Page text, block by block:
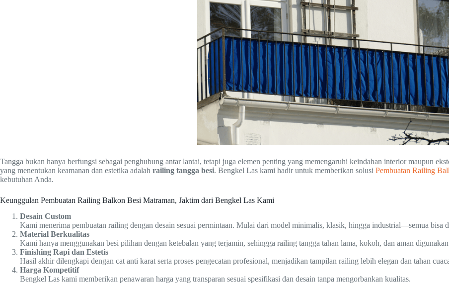
Tangga bukan hanya berfungsi sebagai penghubung antar lantai, tetapi juga elemen penting yang memengaruhi keindahan interior maupun
yang menentukan keamanan dan estetika adalah railing tangga besi. Bengkel Las kami hadir untuk memberikan solusi Pembuatan Railing
kebutuhan Anda.
Keunggulan Pembuatan Railing Balkon Besi Matraman, Jaktim dari Bengkel Las Kami
Desain Custom
Kami menerima pembuatan railing dengan desain sesuai permintaan. Mulai dari model minimalis, klasik, hingga industrial—semua bisa
Material Berkualitas
Kami hanya menggunakan besi pilihan dengan ketebalan yang terjamin, sehingga railing tangga tahan lama, kokoh, dan aman
Finishing Rapi dan Estetis
Hasil akhir dilengkapi dengan cat anti karat serta proses pengecatan profesional, menjadikan tampilan railing lebih elegan dan tahan
Harga Kompetitif
Bengkel Las kami memberikan penawaran harga yang transparan sesuai spesifikasi dan desain tanpa mengorbankan kualitas.